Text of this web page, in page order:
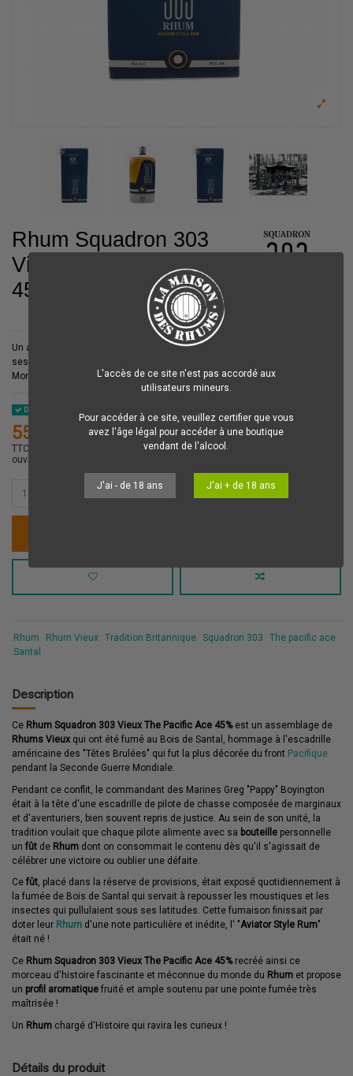
L'accès de ce site n'est pas accordé aux
utilisateurs mineurs.
Pour accéder à ce site, veuillez certifier que vous
avez l'âge légal pour accéder à une boutique
vendant de l'alcool.
J'ai - de 18 ans J'ai + de 18 ans
Rhum Squadron 303
Vieux The Pacific Ace
45%
Un assemblage de
issu d'une histoire étonnante qui trouve
ses racines dans le lointain
Mondiale !
Disponible
55,00 €
TTC
Votre commande est préparée dans la journée et expédiée le jour
ouvré suivant.
Rhum Rhum Vieux Tradition Britannique Squadron 303
The pacific ace
Santal
Description
Ce Rhum Squadron 303 Vieux The Pacific Ace 45%est un assemblage de
Rhums Vieux qui ont été fumé au Bois de Santal, hommage à l'escadrille
américaine des "Têtes Brulées" qui fut la plus décorée du front Pacifique
pendant la Seconde Guerre Mondiale.
Pendant ce conflit, le commandant des Marines Greg "Pappy" Boyington
était à la tête d'une escadrille de pilote de chasse composée de marginaux
et d'aventuriers, bien souvent repris de justice. Au sein de son unité, la
tradition voulait que chaque pilote alimente avec sa bouteille personnelle
un fût de Rhum dont on consommait le contenu dès qu'il s'agissait de
célébrer une victoire ou oublier une défaite.
Ce fût, placé dans la réserve de provisions, était exposé quotidiennement à
la fumée de Bois de Santal qui servait à repousser les moustiques et les
insectes qui pullulaient sous ses latitudes. Cette fumaison finissait par
doter leur Rhum d'une note particulière et inédite, l' "Aviator Style Rum"
était né !
Ce Rhum Squadron 303 Vieux The Pacific Ace 45%recréé ainsi ce
morceau d'histoire fascinante et méconnue du monde du Rhum et propose
un profil aromatique fruité et ample soutenu par une pointe fumée très
maîtrisée !
Un Rhum chargé d'Histoire qui ravira les curieux !
Détails du produit